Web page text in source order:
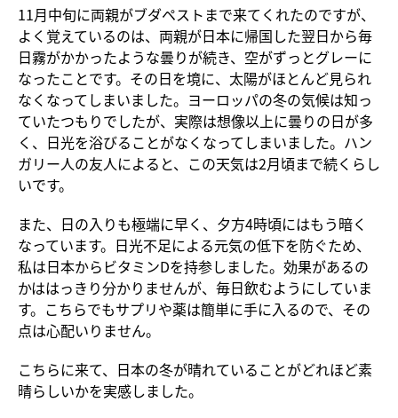
11月中旬に両親がブダペストまで来てくれたのですが、
よく覚えているのは、両親が日本に帰国した翌日から毎
日霧がかかったような曇りが続き、空がずっとグレーに
なったことです。その日を境に、太陽がほとんど見られ
なくなってしまいました。ヨーロッパの冬の気候は知っ
ていたつもりでしたが、実際は想像以上に曇りの日が多
く、日光を浴びることがなくなってしまいました。ハン
ガリー人の友人によると、この天気は2月頃まで続くらし
いです。
また、日の入りも極端に早く、夕方4時頃にはもう暗く
なっています。日光不足による元気の低下を防ぐため、
私は日本からビタミンDを持参しました。効果があるの
かははっきり分かりませんが、毎日飲むようにしていま
す。こちらでもサプリや薬は簡単に手に入るので、その
点は心配いりません。
こちらに来て、日本の冬が晴れていることがどれほど素
晴らしいかを実感しました。